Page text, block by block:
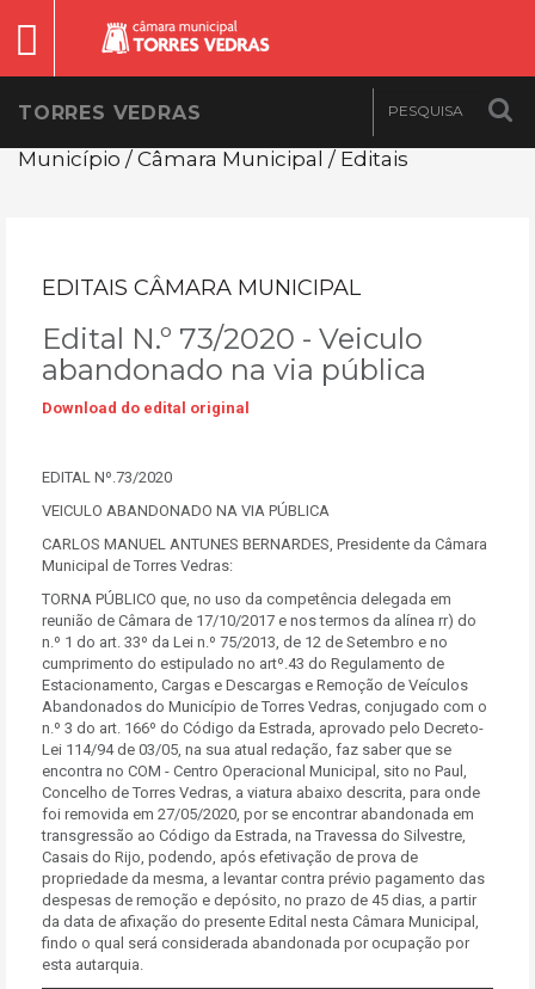
TORRES VEDRAS
Município / Câmara Municipal / Editais
EDITAIS CÂMARA MUNICIPAL
Edital N.º 73/2020 - Veiculo
abandonado na via pública
Download do edital original
EDITAL Nº.73/2020
VEICULO ABANDONADO NA VIA PÚBLICA
CARLOS MANUEL ANTUNES BERNARDES, Presidente da Câmara
Municipal de Torres Vedras:
TORNA PÚBLICO que, no uso da competência delegada em
reunião de Câmara de 17/10/2017 e nos termos da alínea rr) do
n.º 1 do art. 33º da Lei n.º 75/2013, de 12 de Setembro e no
cumprimento do estipulado no artº.43 do Regulamento de
Estacionamento, Cargas e Descargas e Remoção de Veículos
Abandonados do Município de Torres Vedras, conjugado com o
n.º 3 do art. 166º do Código da Estrada, aprovado pelo Decreto-
Lei 114/94 de 03/05, na sua atual redação, faz saber que se
encontra no COM - Centro Operacional Municipal, sito no Paul,
Concelho de Torres Vedras, a viatura abaixo descrita, para onde
foi removida em 27/05/2020, por se encontrar abandonada em
transgressão ao Código da Estrada, na Travessa do Silvestre,
Casais do Rijo, podendo, após efetivação de prova de
propriedade da mesma, a levantar contra prévio pagamento das
despesas de remoção e depósito, no prazo de 45 dias, a partir
da data de afixação do presente Edital nesta Câmara Municipal,
findo o qual será considerada abandonada por ocupação por
esta autarquia.